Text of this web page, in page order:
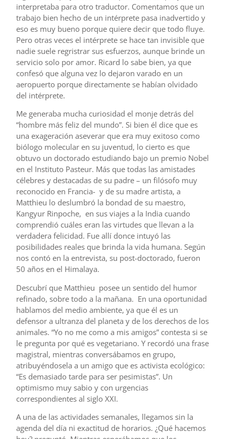
interpretaba para otro traductor. Comentamos que un
trabajo bien hecho de un intérprete pasa inadvertido y
eso es muy bueno porque quiere decir que todo fluye.
Pero otras veces el intérprete se hace tan invisible que
nadie suele regristrar sus esfuerzos, aunque brinde un
servicio solo por amor. Ricard lo sabe bien, ya que
confesó que alguna vez lo dejaron varado en un
aeropuerto porque directamente se habían olvidado
del intérprete.
Me generaba mucha curiosidad el monje detrás del
“hombre más feliz del mundo”. Si bien él dice que es
una exageración aseverar que era muy exitoso como
biólogo molecular en su juventud, lo cierto es que
obtuvo un doctorado estudiando bajo un premio Nobel
en el Instituto Pasteur. Más que todas las amistades
célebres y destacadas de su padre – un filósofo muy
reconocido en Francia- y de su madre artista, a
Matthieu lo deslumbró la bondad de su maestro,
Kangyur Rinpoche, en sus viajes a la India cuando
comprendió cuáles eran las virtudes que llevan a la
verdadera felicidad. Fue allí donce intuyó las
posibilidades reales que brinda la vida humana. Según
nos contó en la entrevista, su post-doctorado, fueron
50 años en el Himalaya.
Descubrí que Matthieu posee un sentido del humor
refinado, sobre todo a la mañana. En una oportunidad
hablamos del medio ambiente, ya que él es un
defensor a ultranza del planeta y de los derechos de los
animales. “Yo no me como a mis amigos” contesta si se
le pregunta por qué es vegetariano. Y recordó una frase
magistral, mientras conversábamos en grupo,
atribuyéndosela a un amigo que es activista ecológico:
“Es demasiado tarde para ser pesimistas”. Un
optimismo muy sabio y con urgencias
correspondientes al siglo XXI.
A una de las actividades semanales, llegamos sin la
agenda del día ni exactitud de horarios. ¿Qué hacemos